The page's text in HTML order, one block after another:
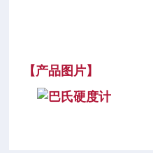
【产品图片】